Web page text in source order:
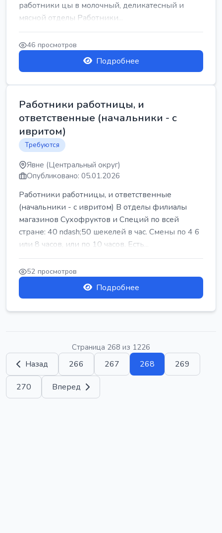
работники цы в молочный, деликатесный и
мясной отделы Работники...
46 просмотров
Подробнее
Работники работницы, и
ответственные (начальники - с
ивритом)
Требуются
Явне (Центральный округ)
Опубликовано: 05.01.2026
Работники работницы, и ответственные
(начальники - с ивритом) В отделы филиалы
магазинов Сухофруктов и Специй по всей
стране: 40 ndash;50 шекелей в час. Смены по 4 6
или 8 часов, или по 10 часов. Есть...
52 просмотров
Подробнее
Страница 268 из 1226
Назад 266 267 268 269
270 Вперед